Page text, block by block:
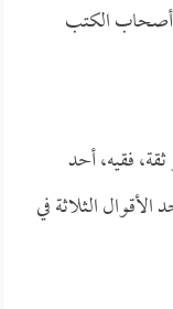
أصحاب الكتب
فقيه، أحد
الأقوال الثلاثة في